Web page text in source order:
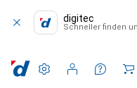
digitec
Schneller finden
Einstellungen
Kundenkonto
Vergleichslisten
Merklisten
Warenkorb